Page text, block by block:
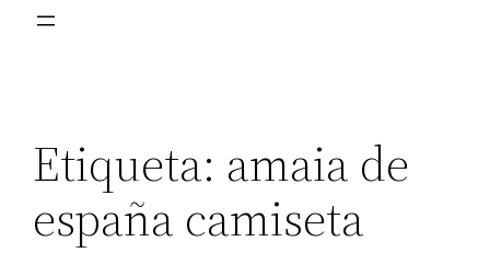
Etiqueta: amaia de
españa camiseta